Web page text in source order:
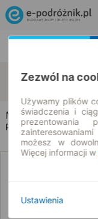
Mroczkowice
Mroczkowice →
Rozkład jazdy i bilety
Poniżej
Zezwól na
Używamy plików
świadczenia i
prezentowania
możesz w
Więcej informacji w
Ustawienia